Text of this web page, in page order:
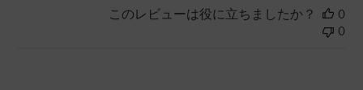
このレビューは役に立ちましたか？
0
0